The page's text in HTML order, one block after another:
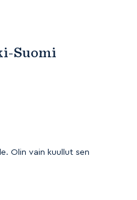
Suomi
Olin vain kuullut sen